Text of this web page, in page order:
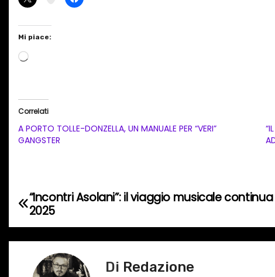
Mi piace:
C
a
t
c
Correlati
A PORTO TOLLE-DONZELLA, UN MANUALE PER “VERI”
GANGSTER
N
a
“Incontri Asolani”: il viaggio musicale
2025
Di Redazione